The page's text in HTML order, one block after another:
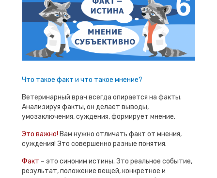
Что такое факт и что такое мнение?
Ветеринарный врач всегда опирается на факты.
Анализируя факты, он делает выводы,
умозаключения, суждения, формирует мнение.
Это важно! Вам нужно отличать факт от мнения,
суждения! Это совершенно разные понятия.
Факт – это синоним истины. Это реальное событие,
результат, положение вещей, конкретное и